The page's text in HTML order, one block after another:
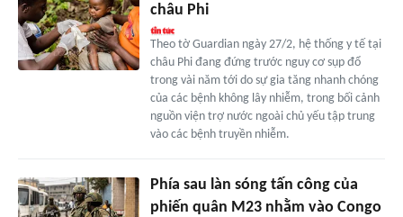
châu Phi
Theo tờ Guardian ngày 27/2, hệ thống y tế tại
châu Phi đang đứng trước nguy cơ sụp đổ
trong vài năm tới do sự gia tăng nhanh chóng
của các bệnh không lây nhiễm, trong bối cảnh
nguồn viện trợ nước ngoài chủ yếu tập trung
vào các bệnh truyền nhiễm.
Phía sau làn sóng tấn công của
phiến quân M23 nhằm vào Congo